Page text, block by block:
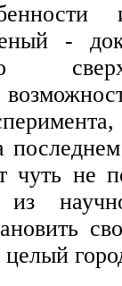
-
не
целый